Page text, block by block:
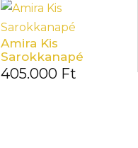
Amira Kis
Sarokkanapé
405.000 Ft